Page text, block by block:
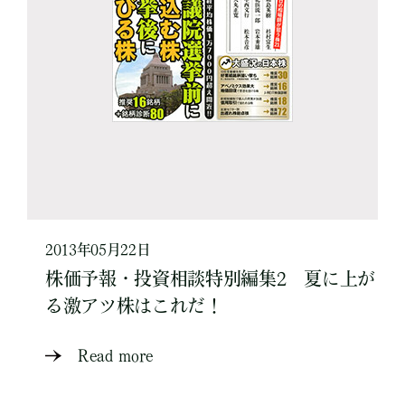
2013年05月22日
株価予報・投資相談特別編集2 夏に上が
る激アツ株はこれだ！
Read more